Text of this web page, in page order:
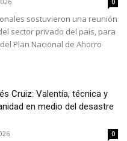
0
sostuvieron una reunión
sector privado del país, para
Plan Nacional de Ahorro
Cruiz: Valentía, técnica y
en medio del desastre
0